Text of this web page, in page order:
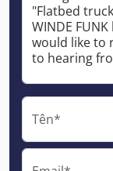
Tên*